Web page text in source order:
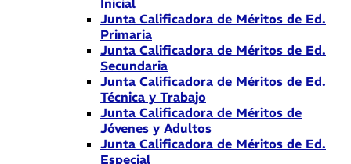
Inicial
Junta Calificadora de Méritos de Ed.
Primaria
Junta Calificadora de Méritos de Ed.
Secundaria
Junta Calificadora de Méritos de Ed.
Técnica y Trabajo
Junta Calificadora de Méritos de
Jóvenes y Adultos
Junta Calificadora de Méritos de Ed.
Especial